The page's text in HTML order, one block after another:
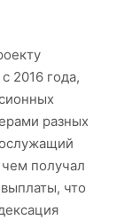
2016 года,
разных
получал
что